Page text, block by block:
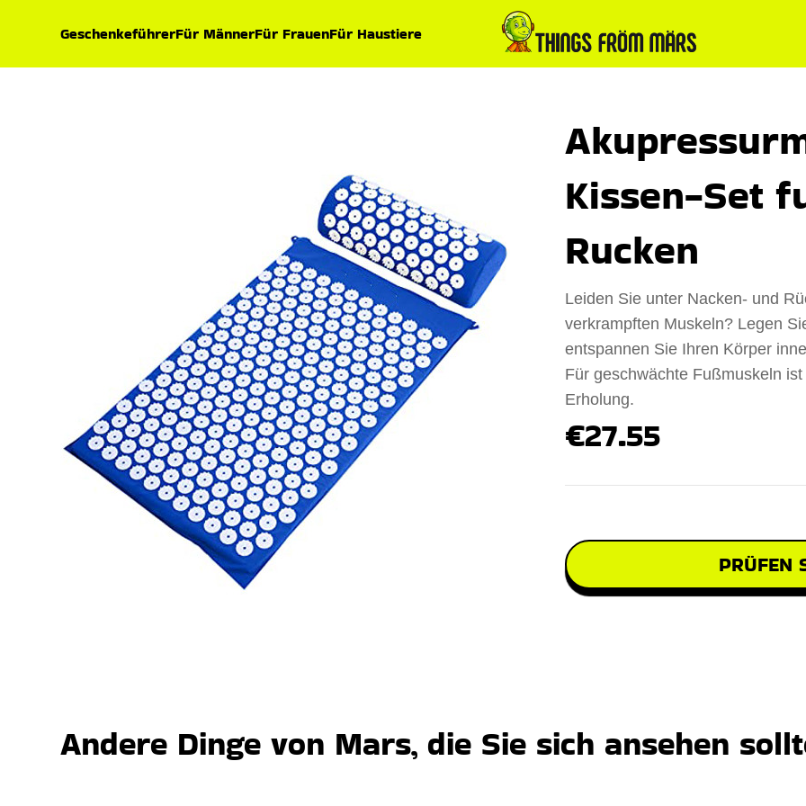
GeschenkeführerFür MännerFür FrauenFür Haustiere
Kissen-Set
Rucken
Leiden Sie unter Nacken- und
verkrampften Muskeln? Legen
entspannen Sie Ihren Körper
Für geschwächte Fußmuskeln
Erholung.
€27.55
PRÜFEN
Andere Dinge von Mars, die Sie sich ansehen